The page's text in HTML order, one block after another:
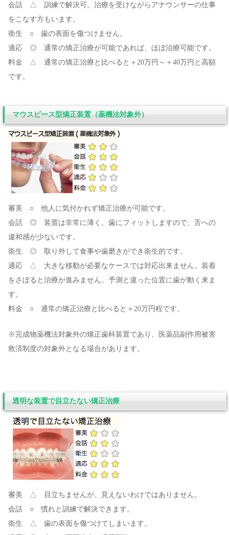
会話 △ 訓練で解決可。治療を受けながらアナウンサーの仕事
をこなす方もいます。
衛生 ○ 歯の表面を傷つけません。
適応 ◎ 通常の矯正治療が可能であれば、ほぼ治療可能です。
料金 △ 通常の矯正治療と比べると＋20万円～＋40万円と高額
です。
マウスピース型矯正装置（薬機法対象外）
審美 ○ 他人に気付かれず矯正治療が可能です。
会話 ◎ 装置は非常に薄く、歯にフィットしますので、舌への
違和感が少ないです。
衛生 ◎ 取り外して食事や歯磨きができ衛生的です。
適応 △ 大きな移動が必要なケースでは対応出来ません。装着
をさぼると治療が進みません。予測と違った位置に歯が動く来ま
す。
料金 ○ 通常の矯正治療と比べると＋20万円程です。
※完成物薬機法対象外の矯正歯科装置であり、医薬品副作用被害
救済制度の対象外となる場合があります。
透明な装置で目立たない矯正治療
審美 △ 目立ちませんが、見えないわけではありません。
会話 ○ 慣れと訓練で解決できます。
衛生 △ 歯の表面を傷つけてしまいます。